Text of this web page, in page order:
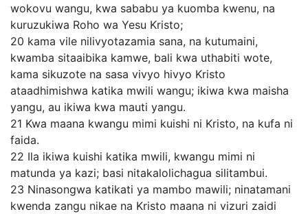
wokovu wangu, kwa sababu ya kuomba kwenu, na
kuruzukiwa Roho wa Yesu Kristo;
20 kama vile nilivyotazamia sana, na kutumaini,
kwamba sitaaibika kamwe, bali kwa uthabiti wote,
kama sikuzote na sasa vivyo hivyo Kristo
ataadhimishwa katika mwili wangu; ikiwa kwa maisha
yangu, au ikiwa kwa mauti yangu.
21 Kwa maana kwangu mimi kuishi ni Kristo, na kufa ni
faida.
22 Ila ikiwa kuishi katika mwili, kwangu mimi ni
matunda ya kazi; basi nitakalolichagua silitambui.
23 Ninasongwa katikati ya mambo mawili; ninatamani
kwenda zangu nikae na Kristo maana ni vizuri zaidi